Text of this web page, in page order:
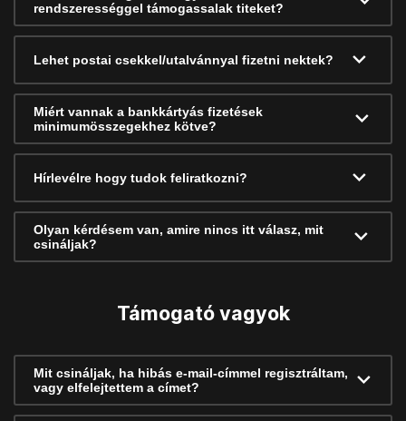
rendszerességgel támogassalak titeket?
Lehet postai csekkel/utalvánnyal fizetni nektek?
Miért vannak a bankkártyás fizetések
minimumösszegekhez kötve?
Hírlevélre hogy tudok feliratkozni?
Olyan kérdésem van, amire nincs itt válasz, mit
csináljak?
Támogató vagyok
Mit csináljak, ha hibás e-mail-címmel regisztráltam,
vagy elfelejtettem a címet?